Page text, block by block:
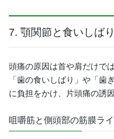
7. 顎関節と食いしば
頭痛の原因は首や肩だけで
「歯の食いしばり」や「歯
に負担をかけ、片頭痛の誘
咀嚼筋と側頭部の筋膜ラ